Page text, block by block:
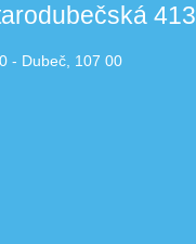
413
- Dubeč, 107 00